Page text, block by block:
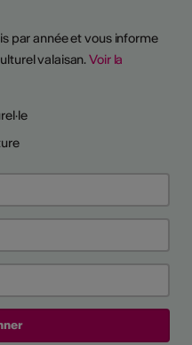
par année et vous informe
valaisan.Voir la